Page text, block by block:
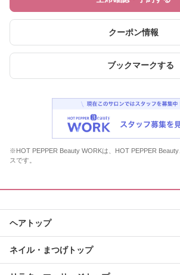
クーポン情報
ブックマークする
※HOT PEPPER Beauty WORKは、HOT PEPPER
スです。
ヘアトップ
ネイル・まつげトップ